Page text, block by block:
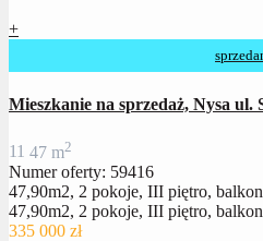
+
Mieszkanie na sprzedaż, Nysa ul.
11 47 m2
Numer oferty: 59416
47,90m2, 2 pokoje, III piętro, balkon
47,90m2, 2 pokoje, III piętro, balkon
335 000 zł